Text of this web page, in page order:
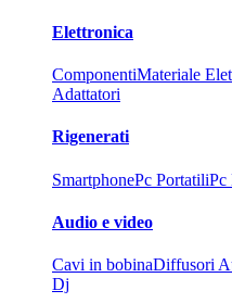
Elettronica
ComponentiMateriale
Adattatori
Rigenerati
SmartphonePc PortatiliPc
Audio e video
Cavi in bobinaDiffusori
Dj